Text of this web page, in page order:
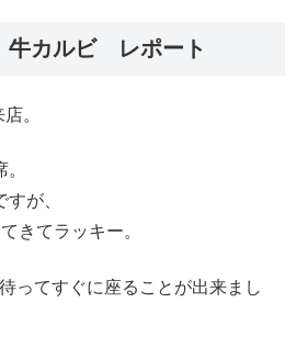
カルビ レポート
。
が、
きてラッキー。
ってすぐに座ることが出来まし